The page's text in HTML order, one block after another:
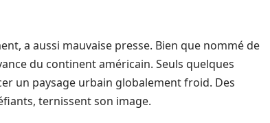
a aussi mauvaise presse. Bien que nommé de
du continent américain. Seuls quelques
un paysage urbain globalement froid. Des
ternissent son image.